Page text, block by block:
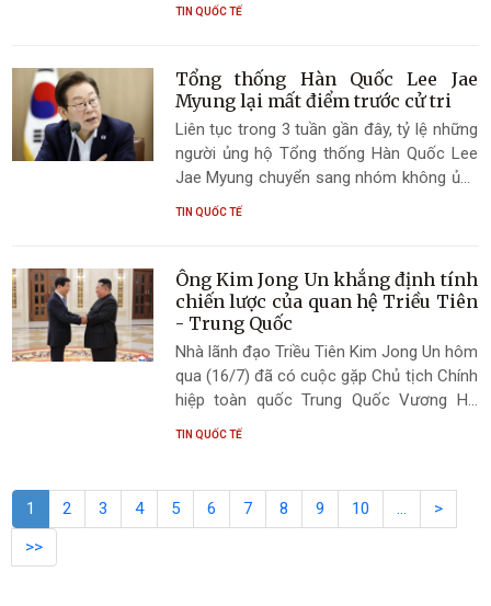
TIN QUỐC TẾ
Tổng thống Hàn Quốc Lee Jae
Myung lại mất điểm trước cử tri
Liên tục trong 3 tuần gần đây, tỷ lệ những
người ủng hộ Tổng thống Hàn Quốc Lee
Jae Myung chuyển sang nhóm không ủng
hộ tăng cao, với nhiều lý do rất cụ thể.
TIN QUỐC TẾ
Ông Kim Jong Un khẳng định tính
chiến lược của quan hệ Triều Tiên
- Trung Quốc
Nhà lãnh đạo Triều Tiên Kim Jong Un hôm
qua (16/7) đã có cuộc gặp Chủ tịch Chính
hiệp toàn quốc Trung Quốc Vương Hộ
Ninh tại Bình Nhưỡng. Tại đây, ông đã
và tương trợ Triều Tiên - Trung Quốc.
TIN QUỐC TẾ
1 2 3 4 5 6 7 8 9 10
>
>>